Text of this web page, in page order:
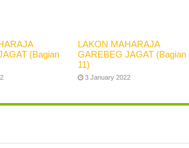
(Bagian
LAKON MAHARAJA
GAREBEG JAGAT (Bagian
11)
3 January 2022